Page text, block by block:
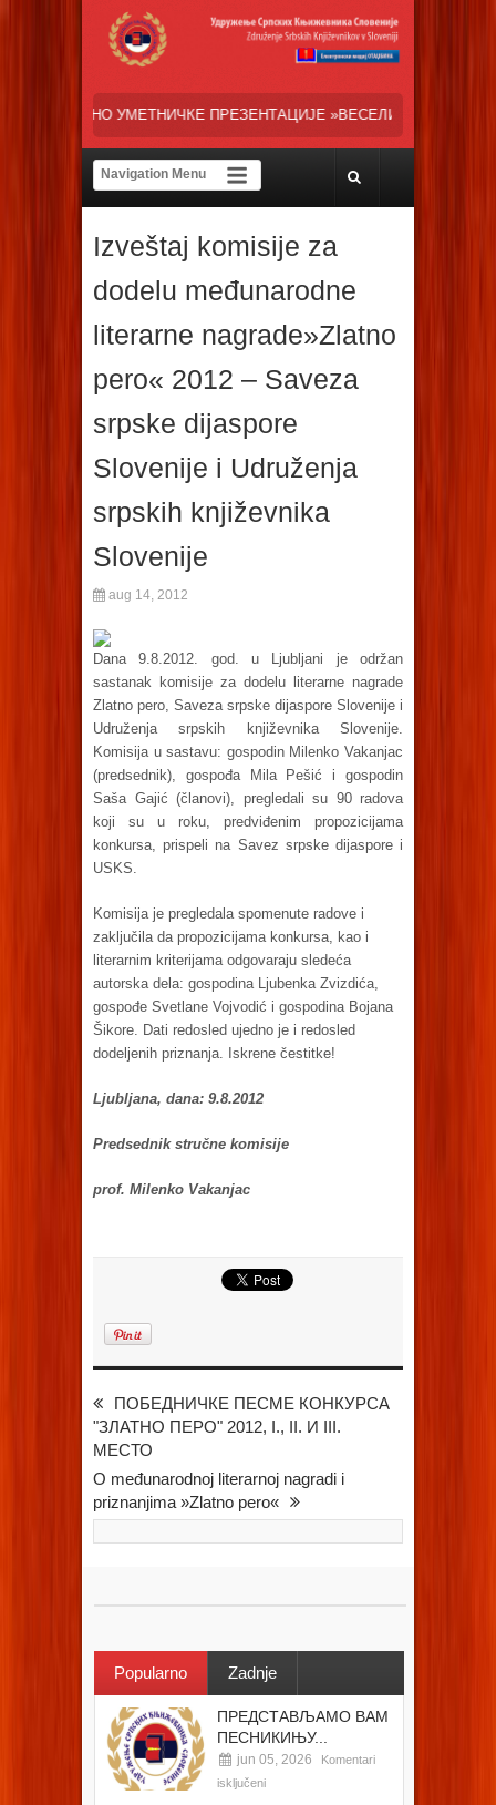
»ВЕСЕЛИ ДАНИ СРПСКЕ ДИЈАСПОРЕ« НАША ТРЕНУТНА
Izveštaj komisije za
dodelu međunarodne
literarne nagrade»Zlatno
pero« 2012 – Saveza
srpske dijaspore
Slovenije i Udruženja
srpskih književnika
Slovenije
aug 14, 2012
Dana 9.8.2012. god. u Ljubljani je održan
sastanak komisije za dodelu literarne nagrade
Zlatno pero, Saveza srpske dijaspore Slovenije i
Udruženja srpskih književnika Slovenije.
Komisija u sastavu: gospodin Milenko Vakanjac
(predsednik), gospođa Mila Pešić i gospodin
Saša Gajić (članovi), pregledali su 90 radova
koji su u roku, predviđenim propozicijama
konkursa, prispeli na Savez srpske dijaspore i
USKS.
Komisija je pregledala spomenute radove i
zaključila da propozicijama konkursa, kao i
literarnim kriterijama odgovaraju sledeća
autorska dela: gospodina Ljubenka Zvizdića,
gospođe Svetlane Vojvodić i gospodina Bojana
Šikore. Dati redosled ujedno je i redosled
dodeljenih priznanja. Iskrene čestitke!
Ljubljana, dana: 9.8.2012
Predsednik stručne komisije
prof. Milenko Vakanjac
ПОБЕДНИЧКЕ ПЕСМЕ КОНКУРСА
"ЗЛАТНО ПЕРО" 2012, I., II. И III.
МЕСТО
O međunarodnoj literarnoj nagradi i
priznanjima »Zlatno pero«
Popularno Zadnje
ПРЕДСТАВЉАМО ВАМ
ПЕСНИКИЊУ...
jun 05, 2026
Komentari
isključeni